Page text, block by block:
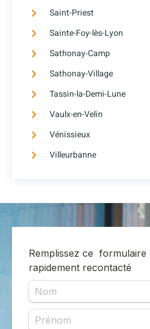
Saint-Priest
Sainte-Foy-lès-Lyon
Sathonay-Camp
Sathonay-Village
Tassin-la-Demi-Lune
Vaulx-en-Velin
Vénissieux
Villeurbanne